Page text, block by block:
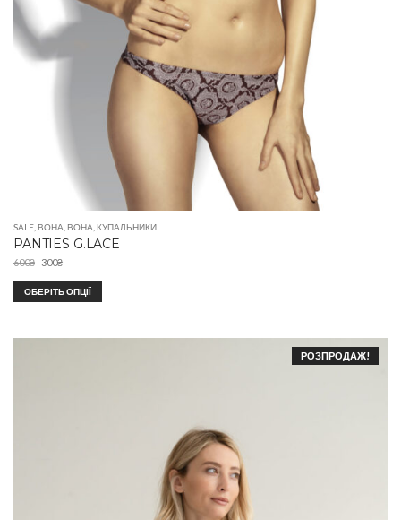
SALE ВОНА ВОНА КУПАЛЬНИКИ
PANTIES G.LACE
600₴ 300₴
ОБЕРІТЬ ОПЦІЇ
РОЗПРОДАЖ!